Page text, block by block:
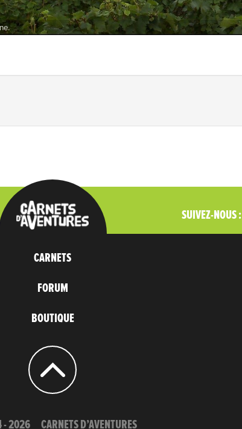
SUIVEZ-NOUS :
CARNETS
FORUM
BOUTIQUE
2026 CARNETS D’AVENTURES